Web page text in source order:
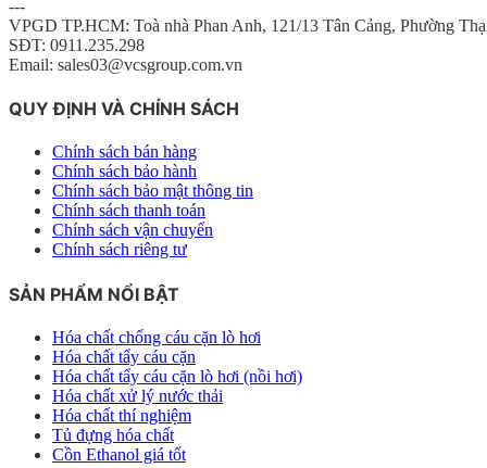
---
VPGD TP.HCM: Toà nhà Phan Anh, 121/13 Tân Cảng, Phường
SĐT: 0911.235.298
Email: sales03@vcsgroup.com.vn
QUY ĐỊNH VÀ CHÍNH SÁCH
Chính sách bán hàng
Chính sách bảo hành
Chính sách bảo mật thông tin
Chính sách thanh toán
Chính sách vận chuyển
Chính sách riêng tư
SẢN PHẨM NỔI BẬT
Hóa chất chống cáu cặn lò hơi
Hóa chất tẩy cáu cặn
Hóa chất tẩy cáu cặn lò hơi (nồi hơi)
Hóa chất xử lý nước thải
Hóa chất thí nghiệm
Tủ đựng hóa chất
Cồn Ethanol giá tốt